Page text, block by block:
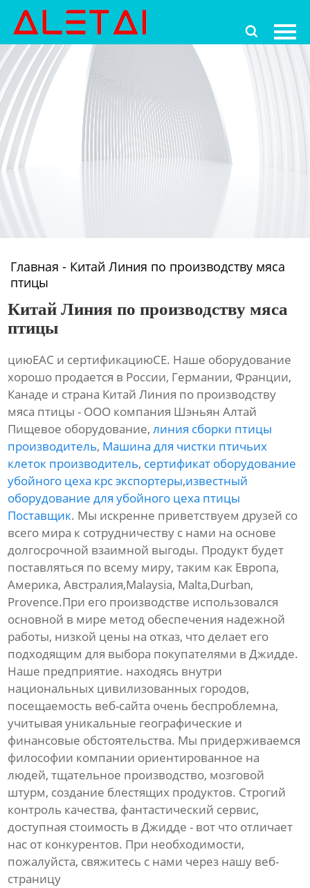

Главная
Продукция
Новости
О Hас
Контакты
Главная - Китай Линия по производству мяса
птицы
Китай Линия по производству мяса
птицы
циюЕАС и сертификациюСЕ. Наше оборудование
хорошо продается в России, Германии, Франции,
Канаде и страна Китай Линия по производству
мяса птицы - ООО компания Шэньян Алтай
Пищевое оборудование,линия сборки птицы
производитель, Машина для чистки птичьих
клеток производитель, сертификат оборудование
убойного цеха крс экспортеры,известный
оборудование для убойного цеха птицы
Поставщик. Мы искренне приветствуем друзей со
всего мира к сотрудничеству с нами на основе
долгосрочной взаимной выгоды. Продукт будет
поставляться по всему миру, таким как Европа,
Америка, Австралия,Malaysia, Malta,Durban,
Provence.При его производстве использовался
основной в мире метод обеспечения надежной
работы, низкой цены на отказ, что делает его
подходящим для выбора покупателями в Джидде.
Наше предприятие. находясь внутри
национальных цивилизованных городов,
посещаемость веб-сайта очень беспроблемна,
учитывая уникальные географические и
финансовые обстоятельства. Мы придерживаемся
философии компании ориентированное на
людей, тщательное производство, мозговой
штурм, создание блестящих продуктов. Строгий
контроль качества, фантастический сервис,
доступная стоимость в Джидде - вот что отличает
нас от конкурентов. При необходимости,
пожалуйста, свяжитесь с нами через нашу веб-
страницу